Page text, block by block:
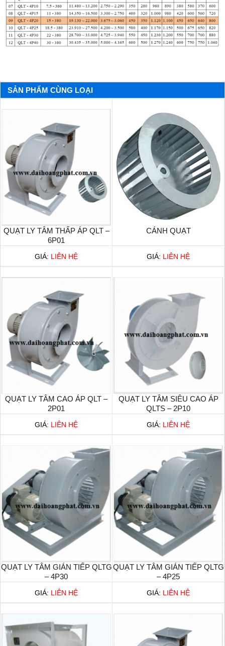
SẢN PHẨM CÙNG LOẠI
QUẠT LY TÂM THẤP ÁP QLT –
6P01
GIÁ: LIÊN HỆ
CÁNH QUẠT
GIÁ: LIÊN HỆ
QUẠT LY TÂM CAO ÁP QLT –
2P01
GIÁ: LIÊN HỆ
QUẠT LY TÂM SIÊU CAO ÁP
QLTS – 2P10
GIÁ: LIÊN HỆ
QUẠT LY TÂM GIÁN TIẾP QLTG
– 4P30
GIÁ: LIÊN HỆ
QUẠT LY TÂM GIÁN TIẾP QLTG
– 4P25
GIÁ: LIÊN HỆ